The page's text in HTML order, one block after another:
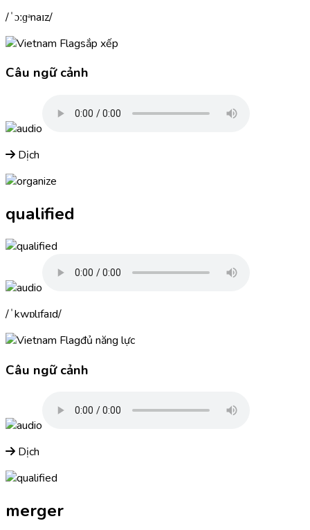
ˈɔːɡᵊnaɪz
sắp xếp
Câu ngữ cảnh
Dịch
qualified
ˈkwɒlɪfaɪd
đủ năng lực
Câu ngữ cảnh
Dịch
merger